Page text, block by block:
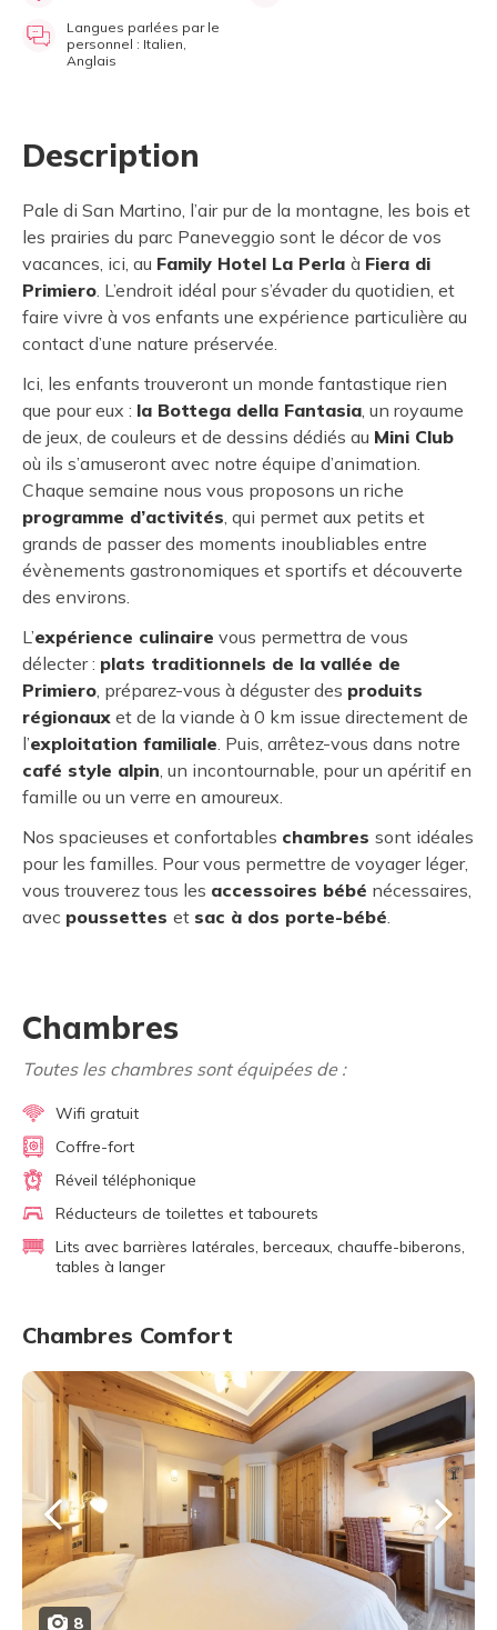
Langues parlées par le
personnel : Italien,
Anglais
Description
Pale di San Martino, l’air pur de la montagne, les bois et
les prairies du parc Paneveggio sont le décor de vos
vacances, ici, au Family Hotel La Perla à Fiera di
Primiero. L’endroit idéal pour s’évader du quotidien, et
faire vivre à vos enfants une expérience particulière au
contact d’une nature préservée.
Ici, les enfants trouveront un monde fantastique rien
que pour eux : la Bottega della Fantasia, un royaume
de jeux, de couleurs et de dessins dédiés au Mini Club
où ils s’amuseront avec notre équipe d’animation.
Chaque semaine nous vous proposons un riche
programme d’activités, qui permet aux petits et
grands de passer des moments inoubliables entre
évènements gastronomiques et sportifs et découverte
des environs.
L’expérience culinaire vous permettra de vous
délecter : plats traditionnels de la vallée de
Primiero, préparez-vous à déguster des produits
régionaux et de la viande à 0 km issue directement de
l’exploitation familiale. Puis, arrêtez-vous dans notre
café style alpin, un incontournable, pour un apéritif en
famille ou un verre en amoureux.
Nos spacieuses et confortables chambres sont idéales
pour les familles. Pour vous permettre de voyager léger,
vous trouverez tous les accessoires bébé nécessaires,
avec poussettes et sac à dos porte-bébé.
Chambres
Toutes les chambres sont équipées de :
Wifi gratuit
Coffre-fort
Réveil téléphonique
Réducteurs de toilettes et tabourets
Lits avec barrières latérales, berceaux, chauffe-biberons,
tables à langer
Chambres Comfort
8